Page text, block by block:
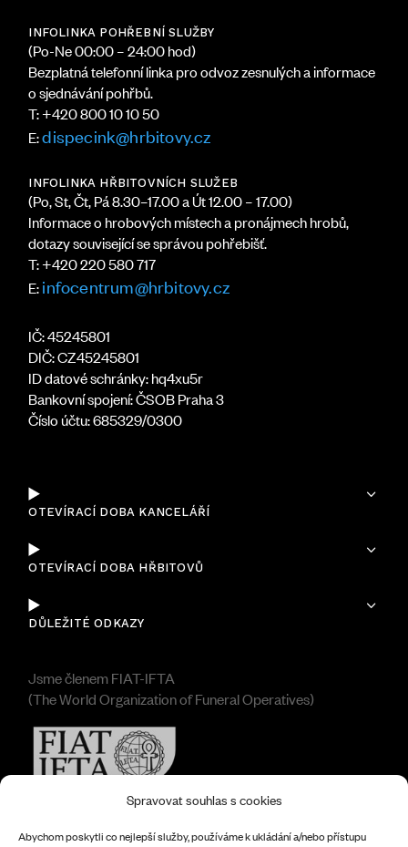
Spravovat souhlas s cookies
Abychom poskytli co nejlepší služby, používáme k ukládání a/nebo přístupu
INFOLINKA POHŘEBNÍ SLUŽBY
(Po-Ne 00:00 – 24:00 hod)
Bezplatná telefonní linka pro odvoz zesnulých a informace
o sjednávání pohřbů.
T: +420 800 10 10 50
E:dispecink@hrbitovy.cz
INFOLINKA HŘBITOVNÍCH SLUŽEB
(Po, St, Čt, Pá 8.30–17.00 a Út 12.00 – 17.00)
Informace o hrobových místech a pronájmech hrobů,
dotazy související se správou pohřebišť.
T: +420 220 580 717
E:infocentrum@hrbitovy.cz
IČ: 45245801
DIČ: CZ45245801
ID datové schránky: hq4xu5r
Bankovní spojení: ČSOB Praha 3
Číslo účtu: 685329/0300
OTEVÍRACÍ DOBA KANCELÁŘÍ
OTEVÍRACÍ DOBA HŘBITOVŮ
DŮLEŽITÉ ODKAZY
Jsme členem FIAT-IFTA
(The World Organization of Funeral Operatives)